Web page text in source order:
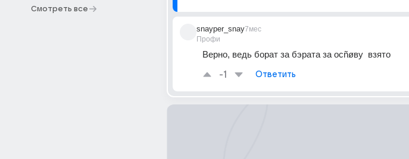
Смотреть все
snayper_snay
Профи
7мес
Верно, ведь борат за бэрата за осñøву  взято
-1 Ответить